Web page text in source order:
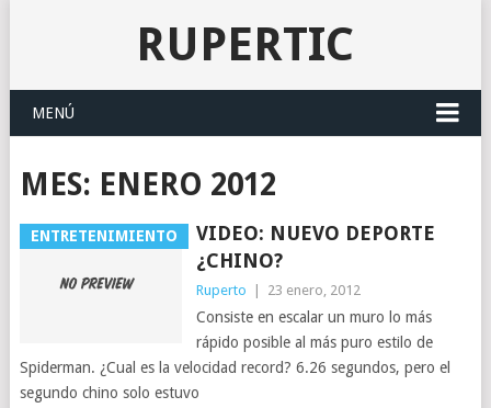
RUPERTIC
MENÚ
MES: ENERO 2012
ENTRETENIMIENTO
VIDEO: NUEVO DEPORTE
¿CHINO?
Ruperto 23 enero, 2012
Consiste en escalar un muro lo más
rápido posible al más puro estilo de
Spiderman. ¿Cual es la velocidad record? 6.26 segundos, pero el
segundo chino solo estuvo